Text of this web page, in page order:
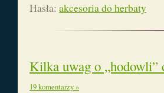
Hasła: akcesoria do herbaty
Kilka uwag o „hodowli”
19 komentarzy »